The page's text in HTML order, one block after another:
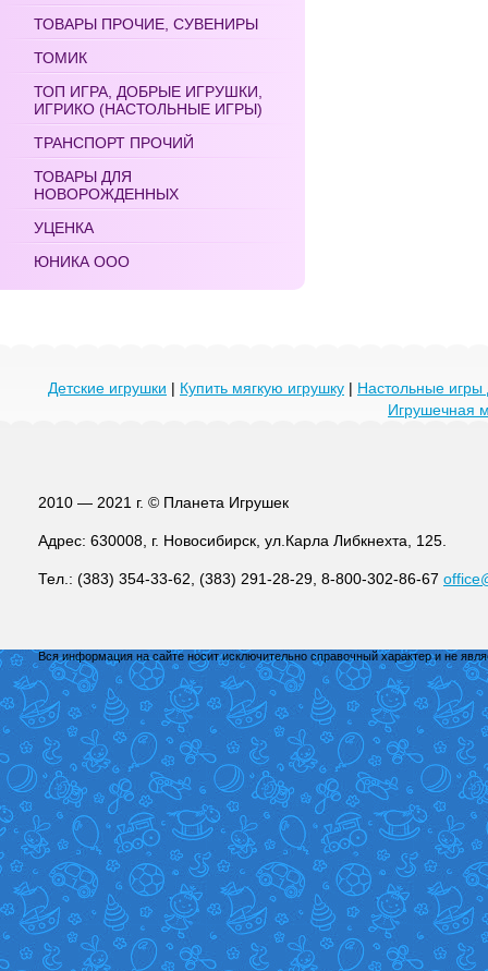
ТОВАРЫ ПРОЧИЕ, СУВЕНИРЫ
ТОМИК
ТОП ИГРА, ДОБРЫЕ ИГРУШКИ,
ИГРИКО (НАСТОЛЬНЫЕ ИГРЫ)
ТРАНСПОРТ ПРОЧИЙ
ТОВАРЫ ДЛЯ
НОВОРОЖДЕННЫХ
УЦЕНКА
ЮНИКА ООО
Детские игрушки | Купить мягкую игрушку | Настольные игры
Игрушечная
2010 — 2021 г. © Планета Игрушек
Адрес: 630008, г. Новосибирск, ул.Карла Либкнехта, 125.
Тел.: (383) 354-33-62, (383) 291-28-29, 8-800-302-86-67
Вся информация на сайте носит исключительно справочный характер и не